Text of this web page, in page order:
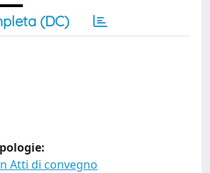
(DC)
Atti di convegno